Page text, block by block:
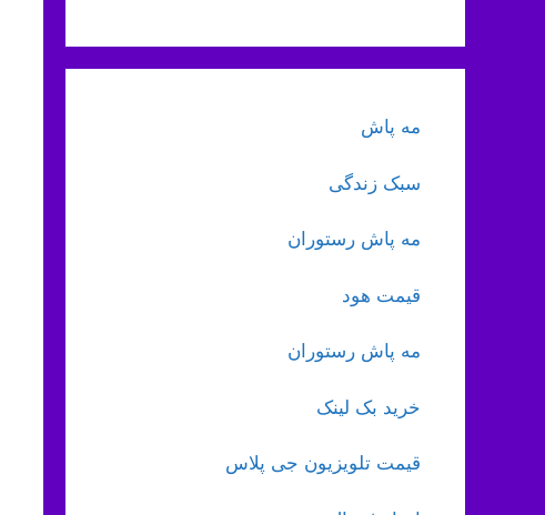
مه پاش
سبک زندگی
مه پاش رستوران
قیمت هود
مه پاش رستوران
خرید بک لینک
قیمت تلویزیون جی پلاس